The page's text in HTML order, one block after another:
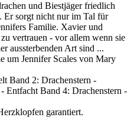
und Biestjäger friedlich
Er sorgt nicht nur im Tal für
Familie. Xavier und
vertrauen - vor allem wenn sie
aussterbenden Art sind ...
um Jennifer Scales von Mary
Band 2: Drachenstern -
Entfacht Band 4: Drachenstern -
garantiert.